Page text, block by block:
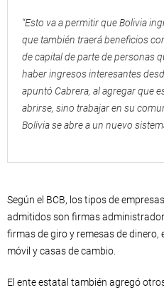
“Esto va a permitir que Bolivia
que también traerá beneficios
de capital de parte de personas
haber ingresos interesantes
apuntó Cabrera, al agregar que
abrirse, sino trabajar en su
Bolivia se abre a un nuevo
Según el BCB, los tipos de
admitidos son firmas
firmas de giro y remesas de dinero,
móvil y casas de cambio.
El ente estatal también agregó